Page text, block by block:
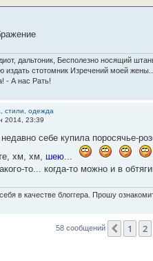
дальтоник, Бесполезно носящий
издать стотомник Изречений моей
- А нас Рать!
стили, одежда
2014, 23:39
недавно себе купила поросячье-
хм, хм, шею
то... когда-то можно и в
в качестве блоггера. Прошу
58 сообщений Пред.
1 2